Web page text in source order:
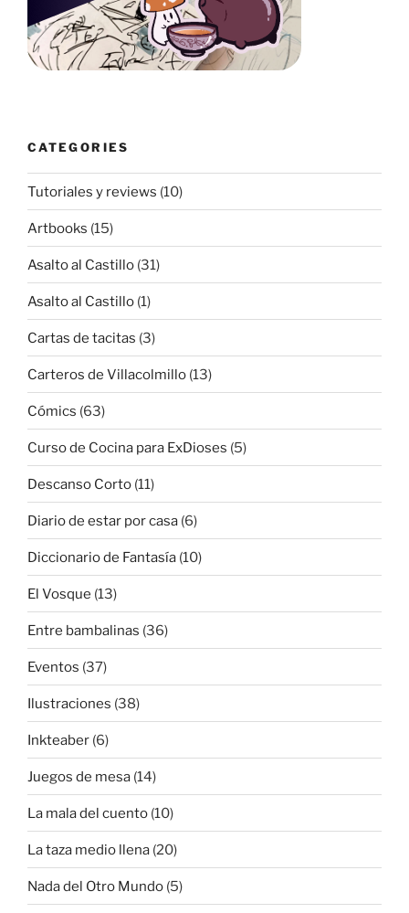
CATEGORIES
Tutoriales y reviews (10)
Artbooks (15)
Asalto al Castillo (31)
Asalto al Castillo (1)
Cartas de tacitas (3)
Carteros de Villacolmillo (13)
Cómics (63)
Curso de Cocina para ExDioses (5)
Descanso Corto (11)
Diario de estar por casa (6)
Diccionario de Fantasía (10)
El Vosque (13)
Entre bambalinas (36)
Eventos (37)
Ilustraciones (38)
Inkteaber (6)
Juegos de mesa (14)
La mala del cuento (10)
La taza medio llena (20)
Nada del Otro Mundo (5)